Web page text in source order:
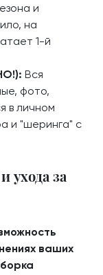
и
на
1-й
Вся
фото,
в личном
и "шеринга" с
ухода за
ваших